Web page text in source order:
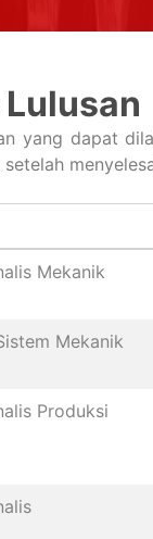
yang dapat
Mekanik
Mekanik
Produksi